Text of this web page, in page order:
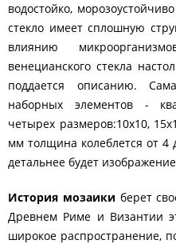
водостойко,
стекло имеет сплошную
влиянию
венецианского cтeкла
под­дается описанию.
наборных элементов -
четырех размеров:10х10,
мм толщина колеблется от
детальнее будет
История мозаики берет
Древнем Риме и Византии
широкое распространение,